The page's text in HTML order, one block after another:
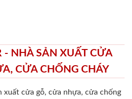
- NHÀ SẢN XUẤT CỬA
CỬA CHỐNG CHÁY
xuất cửa gỗ, cửa nhựa, cửa chống